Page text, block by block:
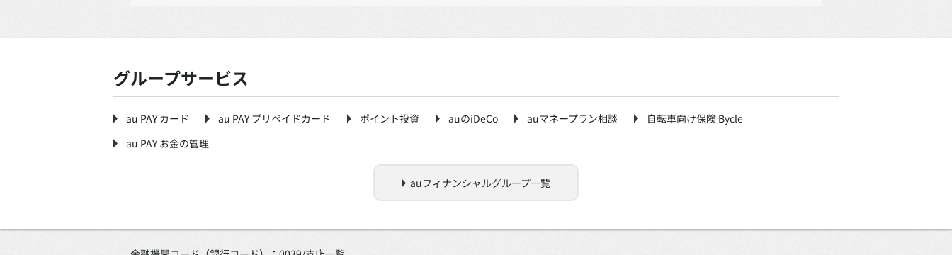
グループサービス
au PAY カード au PAY プリペイドカード ポイント投資 auのiDeCo auマネープラン相談
自転車向け保険 Bycle
au PAY お金の管理
auフィナンシャルグループ一覧